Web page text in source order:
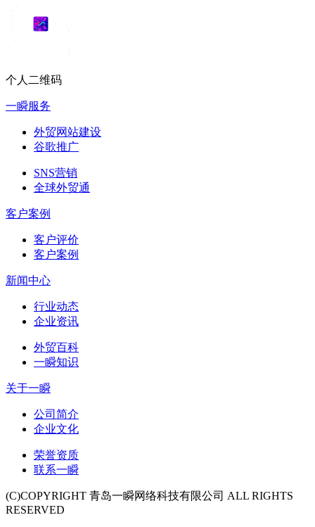
个人二维码
一瞬服务
外贸网站建设
谷歌推广
SNS营销
全球外贸通
客户案例
客户评价
客户案例
新闻中心
行业动态
企业资讯
外贸百科
一瞬知识
关于一瞬
公司简介
企业文化
荣誉资质
联系一瞬
(C)COPYRIGHT 青岛一瞬网络科技有限公司 ALL RIGHTS
RESERVED